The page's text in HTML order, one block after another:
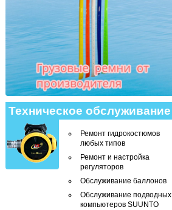
Техническое обслуживание
Ремонт гидрокостюмов
любых типов
Ремонт и настройка
регуляторов
Обслуживание баллонов
Обслуживание подводных
компьютеров SUUNTO